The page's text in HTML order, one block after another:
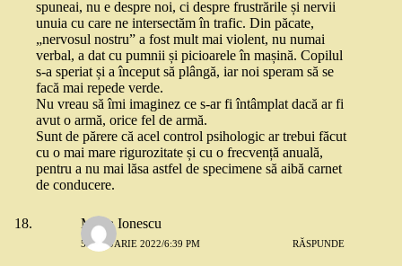
spuneai, nu e despre noi, ci despre frustrările și nervii
unuia cu care ne intersectăm în trafic. Din păcate,
„nervosul nostru” a fost mult mai violent, nu numai
verbal, a dat cu pumnii și picioarele în mașină. Copilul
s-a speriat și a început să plângă, iar noi speram să se
facă mai repede verde.
Nu vreau să îmi imaginez ce s-ar fi întâmplat dacă ar fi
avut o armă, orice fel de armă.
Sunt de părere că acel control psihologic ar trebui făcut
cu o mai mare rigurozitate și cu o frecvență anuală,
pentru a nu mai lăsa astfel de specimene să aibă carnet
de conducere.
Maria Ionescu
5 IANUARIE 2022/6:39 PM RĂSPUNDE